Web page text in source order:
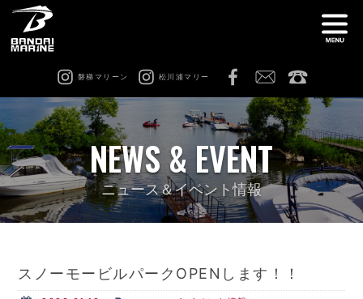
磐梯マリーン 松川浦マリー
船舶免許教室 在庫情報
レンタル 猪苗代ビーチサイドマリーナ
NEWS & EVENT
ニュース＆イベント情報
スノーモービルパークOPENします！！